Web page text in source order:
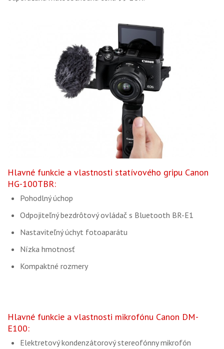
Hlavné funkcie a vlastnosti statívového gripu Canon
HG-100TBR:
Pohodlný úchop
Odpojiteľný bezdrôtový ovládač s Bluetooth BR-E1
Nastaviteľný úchyt fotoaparátu
Nízka hmotnosť
Kompaktné rozmery
Hlavné funkcie a vlastnosti mikrofónu Canon DM-
E100:
Elektretový kondenzátorový stereofónny mikrofón